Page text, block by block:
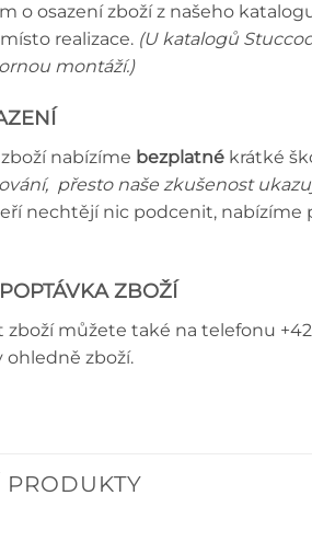
o osazení zboží z našeho
realizace. (U katalogů
montáží.)
nabízíme bezplatné krátké
přesto naše zkušenost
nechtějí nic podcenit,
ZBOŽÍ
můžete také na telefonu
zboží.
PRODUKTY